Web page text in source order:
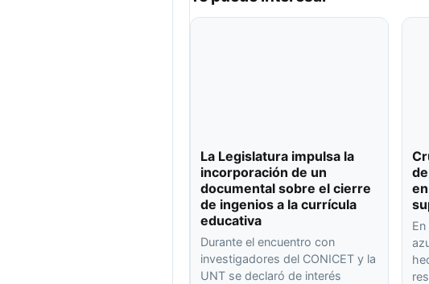
La Legislatura impulsa la
incorporación de un
documental sobre el cierre
de ingenios a la currícula
educativa
Durante el encuentro con
investigadores del CONICET y la
UNT se declaró de interés